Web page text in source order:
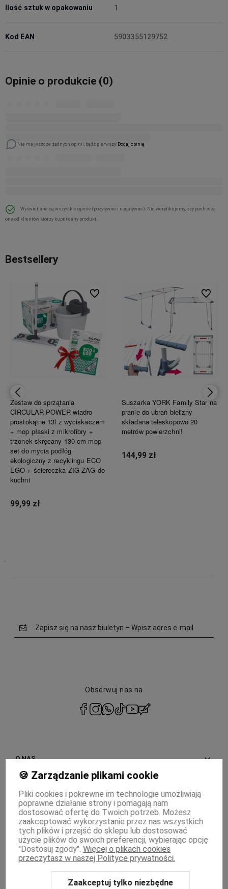
Ilość sztuk w opakowaniu 1
Kod EAN 5903355129752
Opinie o produkcie (0)
Nie ma jeszcze żadnych opinii, bądź pierwszy! Dodaj opinię
Wyświetlane są wszystkie opinie (pozytywne i negatywne). Nie weryfikujemy, czy pochodzą
one od klientów, którzy kupili dany produkt.
Bestsellery
Zestaw do sprzątania
CIRCULAR POWER wiadro
prostokątne 13l z wyciskaczem
+ mop płaski z mikrofibry +
trzonek skręcany 130 cm mop
set do mycia podłóg
ekologiczny z recyklingu ECO
EGO + ściereczka ZIG ZAG do
kuchni
99,99 zł
Do ulubionych
Suszarka YORK Family Star na
pranie do ubrań bielizny
składana teleskopowo 20
metrów powierzchni!
144,99 zł
Do
Zapisz się na nasz biuletyn – Wpisz adres e-mail
Obserwuj nas na
O NAS
INFORMACJE
PŁATNOŚCI I DOSTAWA
MOJE KONTO
WSPÓŁPRACA
🍪 Zarządzanie plikami cookie
Pliki cookies i pokrewne im technologie umożliwiają
poprawne działanie strony i pomagają nam
dostosować ofertę do Twoich potrzeb. Możesz
zaakceptować wykorzystanie przez nas wszystkich
tych plików i przejść do sklepu lub dostosować
użycie plików do swoich preferencji, wybierając opcję
"Dostosuj zgody". Więcej o plikach cookies
przeczytasz w naszej Polityce prywatności.
Zaakceptuj tylko niezbędne